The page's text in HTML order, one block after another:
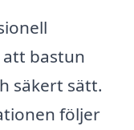
bastun
säkert sätt.
följer